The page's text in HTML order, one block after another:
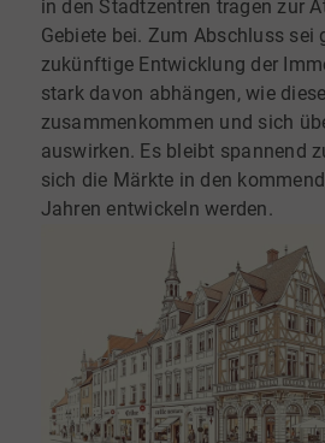
in den Stadtzentren tragen zur
Gebiete bei. Zum Abschluss sei
zukünftige Entwicklung der
stark davon abhängen, wie
zusammenkommen und sich
auswirken. Es bleibt spannend
sich die Märkte in den
Jahren entwickeln werden.